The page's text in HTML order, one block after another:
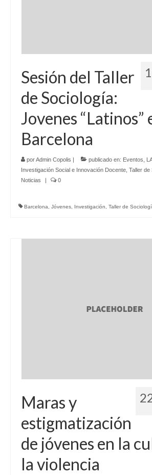
Sesión del Taller
de Sociología:
Jovenes “Latinos”
Barcelona
porAdmin Copolis | publicado en: Eventos
Investigación Social e Innovación Docente Taller de
Noticias
| 0
Barcelona Jóvenes Investigación Taller de
Maras y
estigmatización
de jóvenes en la
la violencia